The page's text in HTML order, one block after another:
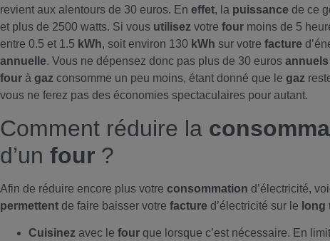
revient aux alentours de 30 euros. En effet, la puissance de ce
et plus de 2500 watts. Si vous utilisez votre four moins de 5
entre 0.5 et 1.5 kWh, soit environ 130 kWh sur votre facture
annuelle. Vous ne dépensez donc pas plus de 30 euros annuels
four à gaz consomme un peu moins, étant donné que le gaz
vous ne ferez pas des économies spectaculaires pour autant.
Comment réduire la
d’un four ?
Afin de réduire encore plus votre consommation d’électricité,
permettent de faire baisser votre facture d’électricité sur le long
Cuisinez avec le four que lorsque c’est nécessaire. En